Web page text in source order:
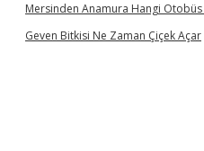
Mersinden Anamura Hangi
Geven Bitkisi Ne Zaman Çiçek Açar